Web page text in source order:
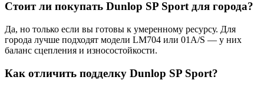
Стоит ли покупать Dunlop SP Sport для города?
Да, но только если вы готовы к умеренному ресурсу. Для
города лучше подходят модели LM704 или 01A/S — у них
баланс сцепления и износостойкости.
Как отличить подделку Dunlop SP Sport?